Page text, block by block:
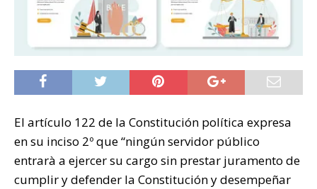
El artículo 122 de la Constitución política expresa
en su inciso 2º que “ningún servidor público
entrarà a ejercer su cargo sin prestar juramento de
cumplir y defender la Constitución y desempeñar